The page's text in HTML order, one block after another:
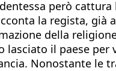
però
la regista,
della
lasciato il paese
Nonostante le